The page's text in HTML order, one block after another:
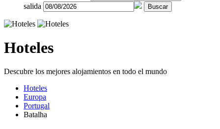
salida
Buscar
Hoteles
Descubre los mejores alojamientos en todo el mundo
Hoteles
Europa
Portugal
Batalha